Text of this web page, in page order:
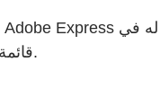
قائمة مشاريعه وفي منهجه للعمل الواقعي.